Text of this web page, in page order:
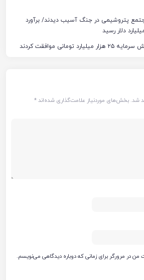
خوزستان: ۱۰ مجتمع پتروشیمی در جنگ آسیب دیدند/ برآورد
تومانی موافقت کردند
شد. بخش‌های موردنیاز علامت‌گذاری شده‌اند*
من در مرورگر برای زمانی که دوباره دیدگاهی می‌نویسم.